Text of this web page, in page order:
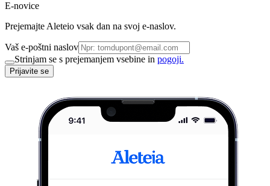
E-novice
Prejemajte Aleteio vsak dan na svoj e-naslov.
Vaš e-poštni naslov
Strinjam se s prejemanjem vsebine in pogoji.
Prijavite se